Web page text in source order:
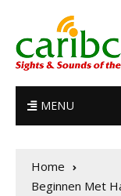
MENU
Home
Beginnen Met